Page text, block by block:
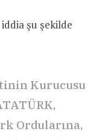
iddia şu şekilde
Kurucusu
Ordularına,